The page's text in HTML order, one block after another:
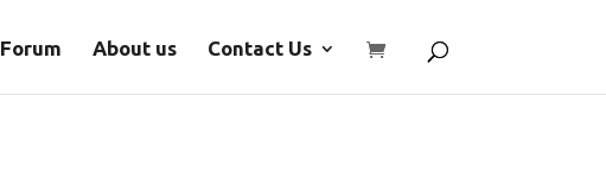
Forum About us Contact Us